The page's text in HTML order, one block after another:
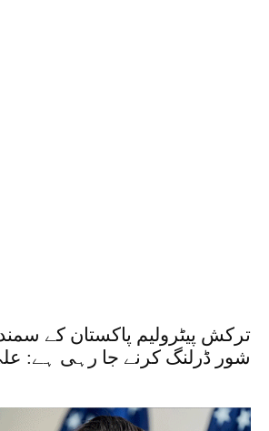
ترکش پیٹرولیم پاکستان کے
شور ڈرلنگ کرنے جا رہی ہے: